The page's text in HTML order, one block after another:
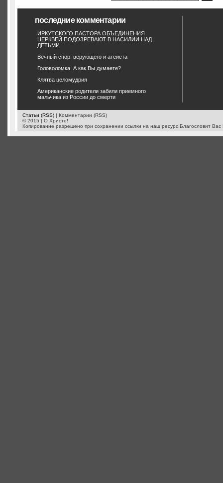
последние комментарии
ИРКУТСКОГО ПАСТОРА ОБЪЕДИНЕНИЯ
ЦЕРКВЕЙ ПОДОЗРЕВАЮТ В НАСИЛИИ НАД
ДЕТЬМИ
Вечный спор: верующего и атеиста
Головоломка. А как Вы думаете?
Клятва целомудрия
Американские родители забили приемного
мальчика из России до смерти
Статьи (RSS) | Комментарии (RSS)
© 2015 | О Христе!
Копирование разрешено при сохранении ссылки на наш ресурс.Благословит Вас